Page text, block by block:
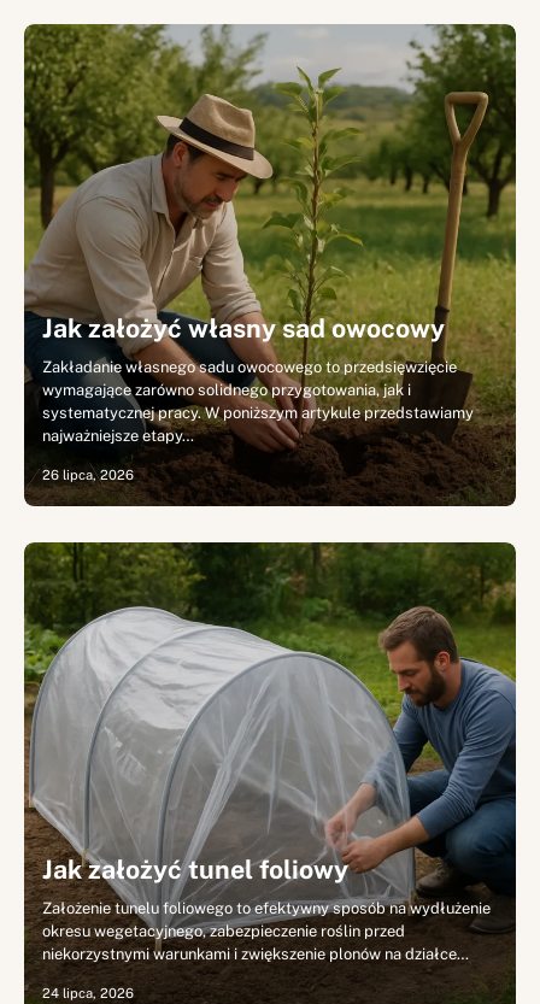
Jak założyć własny sad owocowy
Zakładanie własnego sadu owocowego to przedsięwzięcie
wymagające zarówno solidnego przygotowania, jak i
systematycznej pracy. W poniższym artykule przedstawiamy
najważniejsze etapy…
26 lipca, 2026
Jak założyć tunel foliowy
Założenie tunelu foliowego to efektywny sposób na wydłużenie
okresu wegetacyjnego, zabezpieczenie roślin przed
niekorzystnymi warunkami i zwiększenie plonów na działce…
24 lipca, 2026